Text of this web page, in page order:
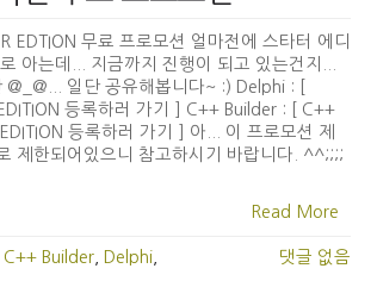
EDTION 무료 프로모션 얼마전에 스타터 에디
아는데... 지금까지 진행이 되고 있는건지...
일단 공유해봅니다~ :) Delphi : [
등록하러 가기 ] C++ Builder : [ C++
등록하러 가기 ] 아... 이 프로모션 제
제한되어있으니 참고하시기 바랍니다. ^^;;;;
Read More
C++ Builder Delphi 댓글 없음